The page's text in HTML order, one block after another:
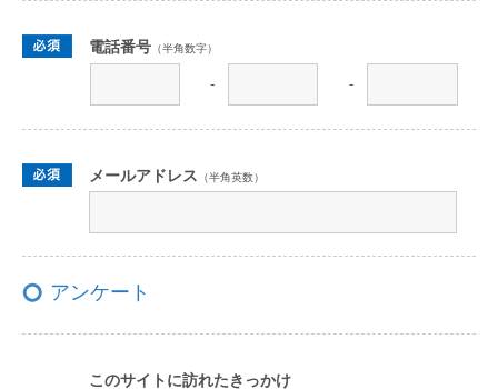
電話番号 （半角数字）
- -
メールアドレス （半角英数）
アンケート
このサイトに訪れたきっかけ